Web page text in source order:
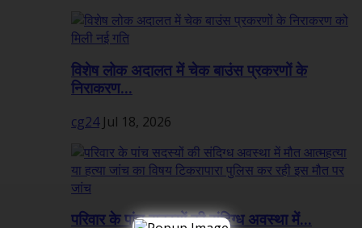
विशेष लोक अदालत में चेक बाउंस प्रकरणों के
निराकरण...
cg24 Jul 18, 2026
परिवार के पांच सदस्यों की संदिग्ध अवस्था में...